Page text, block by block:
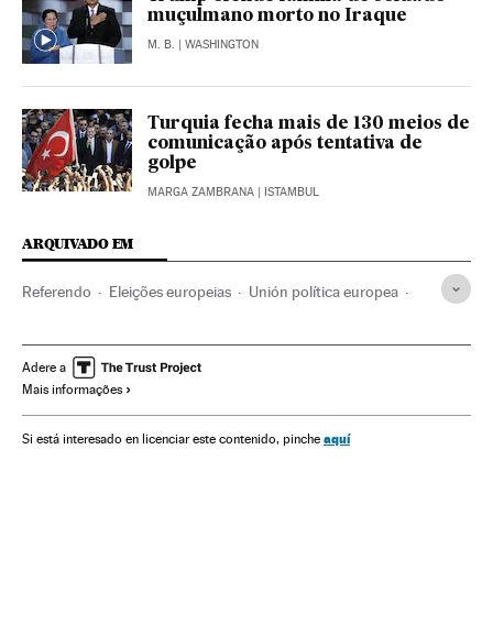
muçulmano morto no Iraque
M. B. | WASHINGTON
Turquia fecha mais de 130 meios de
comunicação após tentativa de
golpe
MARGA ZAMBRANA | ISTAMBUL
ARQUIVADO EM
Referendo Eleições europeias Unión política europea
Organizações internacionais
Relações exteriores
Recep Tayyip Erdogan Donald Trump Hillary Clinton
Adere a
Mais informações
Si está interesado en licenciar este contenido, pinche aquí